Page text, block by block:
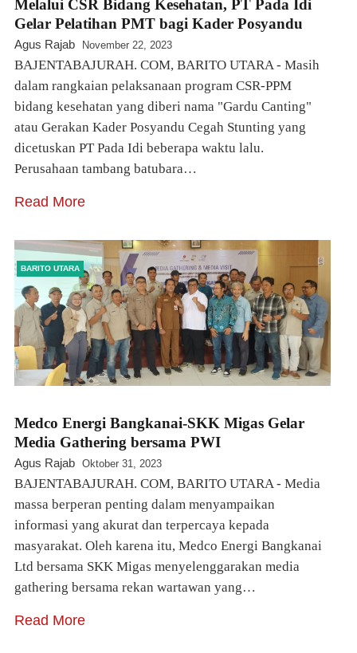
Melalui CSR Bidang Kesehatan, PT Pada Idi
Gelar Pelatihan PMT bagi Kader Posyandu
Agus Rajab November 22, 2023
BAJENTABAJURAH. COM, BARITO UTARA - Masih
dalam rangkaian pelaksanaan program CSR-PPM
bidang kesehatan yang diberi nama "Gardu Canting"
atau Gerakan Kader Posyandu Cegah Stunting yang
dicetuskan PT Pada Idi beberapa waktu lalu.
Perusahaan tambang batubara…
Read More
BARITO UTARA
Medco Energi Bangkanai-SKK Migas Gelar
Media Gathering bersama PWI
Agus Rajab Oktober 31, 2023
BAJENTABAJURAH. COM, BARITO UTARA - Media
massa berperan penting dalam menyampaikan
informasi yang akurat dan terpercaya kepada
masyarakat. Oleh karena itu, Medco Energi Bangkanai
Ltd bersama SKK Migas menyelenggarakan media
gathering bersama rekan wartawan yang…
Read More